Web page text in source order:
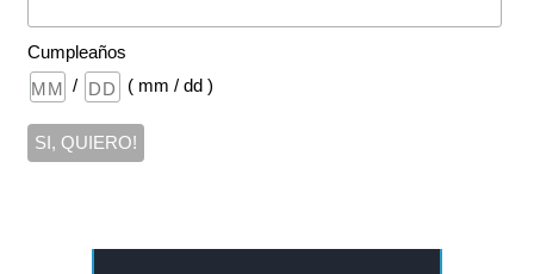
Cumpleaños
/
( mm / dd )